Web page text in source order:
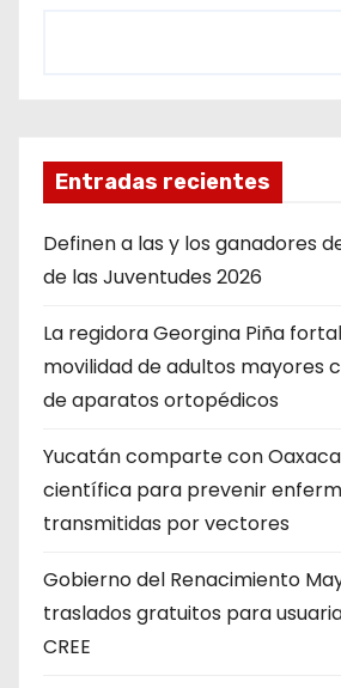
Entradas recientes
Definen a las y los ganadores
de las Juventudes 2026
La regidora Georgina Piña
movilidad de adultos mayores
de aparatos ortopédicos
Yucatán comparte con
científica para prevenir
transmitidas por vectores
Gobierno del Renacimiento
traslados gratuitos para
CREE